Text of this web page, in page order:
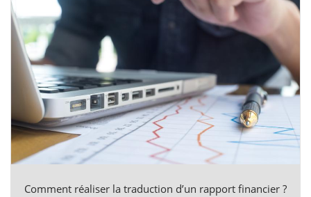
Comment réaliser la traduction d’un rapport financier ?